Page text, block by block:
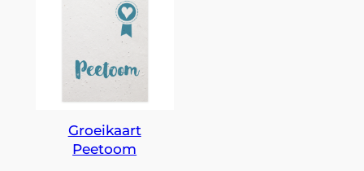
Groeikaart
Peetoom